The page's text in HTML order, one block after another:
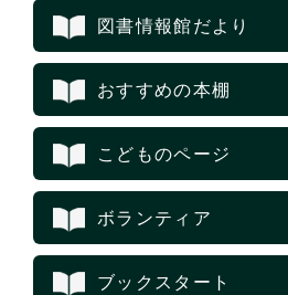
図書情報館だより
おすすめの本棚
こどものページ
ボランティア
ブックスタート